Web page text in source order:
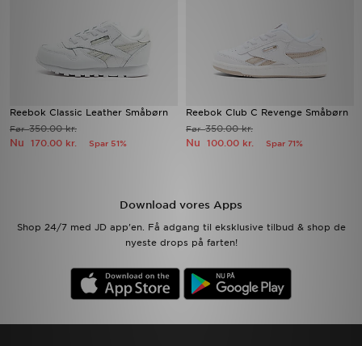
Reebok Classic Leather Småbørn
Før350.00 kr.
Nu 170.00 kr. Spar 51%
Reebok Club C Revenge Småbørn
Før350.00 kr.
Nu 100.00 kr. Spar 71%
Download vores Apps
Shop 24/7 med JD app'en. Få adgang til eksklusive tilbud & shop de
nyeste drops på farten!
Hjælp & information